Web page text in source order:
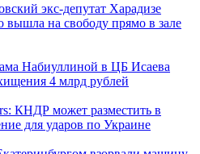
экс-депутат Харадизе
вышла на свободу прямо в зале
Набиуллиной в ЦБ Исаева
4 млрд рублей
КНДР может разместить в
для ударов по Украине